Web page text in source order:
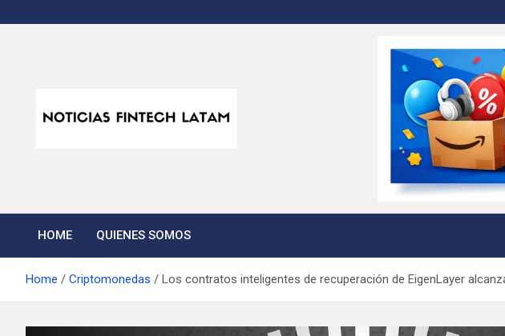
to
HOME QUIENES SOMOS
Home Criptomonedas Los contratos inteligentes de recuperación de EigenLayer